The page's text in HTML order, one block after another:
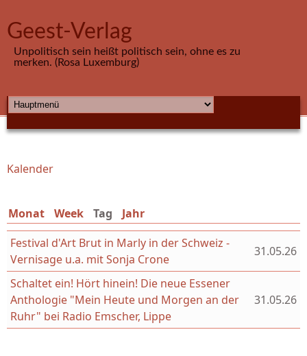
Geest-Verlag
Unpolitisch sein heißt politisch sein, ohne es zu
merken. (Rosa Luxemburg)
HAUPTMENÜ
Sie sind hier
Kalender
Monat Week Tag (aktiver Reiter)
Jahr
Festival d'Art Brut in Marly in der Schweiz -
Vernisage u.a. mit Sonja Crone
31.05.26
Schaltet ein! Hört hinein! Die neue Essener
Anthologie "Mein Heute und Morgen an der
Ruhr" bei Radio Emscher, Lippe
31.05.26